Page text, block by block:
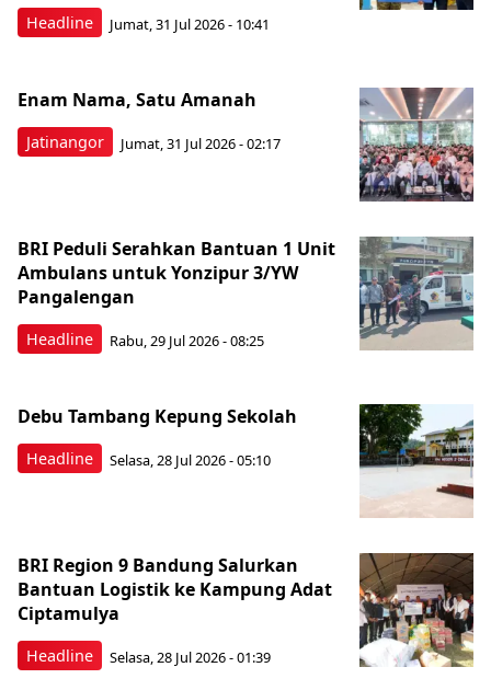
Headline Jumat, 31 Jul 2026 - 10:41
Jatinangor
Enam Nama, Satu Amanah
Jumat, 31 Jul 2026 - 02:17
Headline
BRI Peduli Serahkan Bantuan 1 Unit
Ambulans untuk Yonzipur 3/YW
Pangalengan
Rabu, 29 Jul 2026 - 08:25
Headline
Debu Tambang Kepung Sekolah
Selasa, 28 Jul 2026 - 05:10
Headline
BRI Region 9 Bandung Salurkan
Bantuan Logistik ke Kampung Adat
Ciptamulya
Selasa, 28 Jul 2026 - 01:39